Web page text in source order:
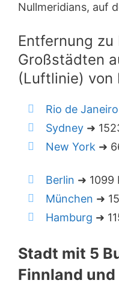
Nullmeridians, auf
Entfernung
Großstädten
(Luftlinie) von
Rio de Janeiro
Sydney ➜
New York ➜
Berlin ➜ 1099
München ➜
Hamburg ➜
Stadt mit 5
Finnland und